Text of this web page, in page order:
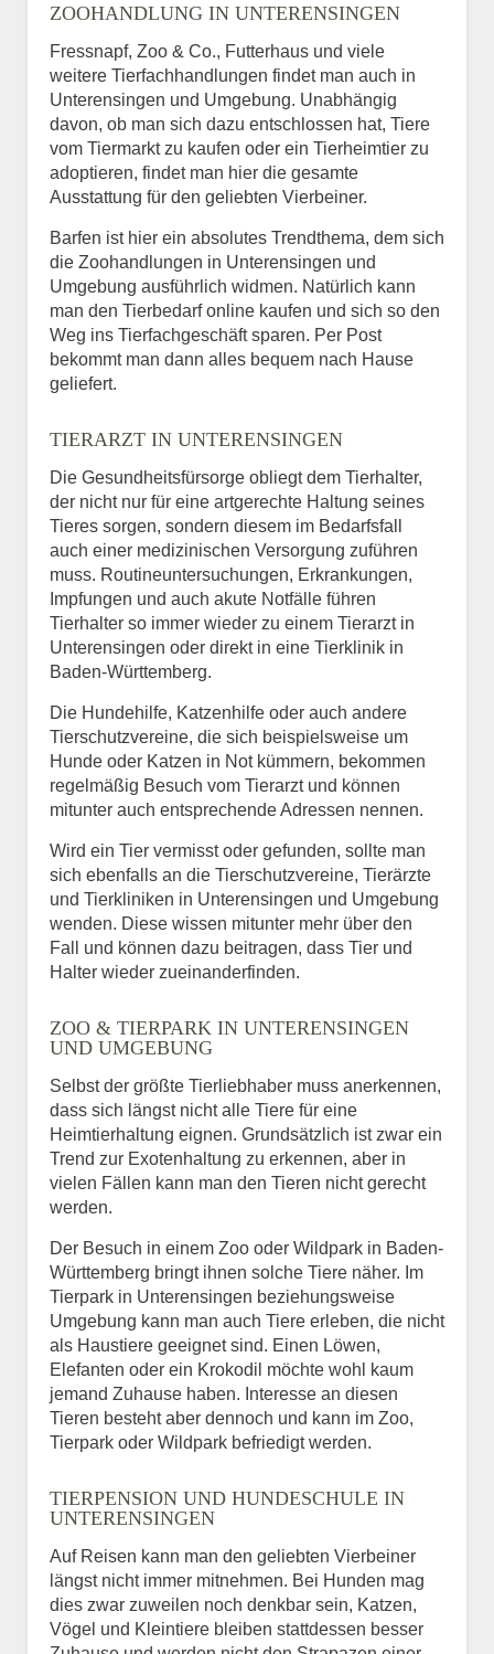
ZOOHANDLUNG IN UNTERENSINGEN
Fressnapf, Zoo & Co., Futterhaus und viele
weitere Tierfachhandlungen findet man auch in
Unterensingen und Umgebung. Unabhängig
davon, ob man sich dazu entschlossen hat, Tiere
vom Tiermarkt zu kaufen oder ein Tierheimtier zu
adoptieren, findet man hier die gesamte
Ausstattung für den geliebten Vierbeiner.
Barfen ist hier ein absolutes Trendthema, dem sich
die Zoohandlungen in Unterensingen und
Umgebung ausführlich widmen. Natürlich kann
man den Tierbedarf online kaufen und sich so den
Weg ins Tierfachgeschäft sparen. Per Post
bekommt man dann alles bequem nach Hause
geliefert.
TIERARZT IN UNTERENSINGEN
Die Gesundheitsfürsorge obliegt dem Tierhalter,
der nicht nur für eine artgerechte Haltung seines
Tieres sorgen, sondern diesem im Bedarfsfall
auch einer medizinischen Versorgung zuführen
muss. Routineuntersuchungen, Erkrankungen,
Impfungen und auch akute Notfälle führen
Tierhalter so immer wieder zu einem Tierarzt in
Unterensingen oder direkt in eine Tierklinik in
Baden-Württemberg.
Die Hundehilfe, Katzenhilfe oder auch andere
Tierschutzvereine, die sich beispielsweise um
Hunde oder Katzen in Not kümmern, bekommen
regelmäßig Besuch vom Tierarzt und können
mitunter auch entsprechende Adressen nennen.
Wird ein Tier vermisst oder gefunden, sollte man
sich ebenfalls an die Tierschutzvereine, Tierärzte
und Tierkliniken in Unterensingen und Umgebung
wenden. Diese wissen mitunter mehr über den
Fall und können dazu beitragen, dass Tier und
Halter wieder zueinanderfinden.
ZOO & TIERPARK IN UNTERENSINGEN
UND UMGEBUNG
Selbst der größte Tierliebhaber muss anerkennen,
dass sich längst nicht alle Tiere für eine
Heimtierhaltung eignen. Grundsätzlich ist zwar ein
Trend zur Exotenhaltung zu erkennen, aber in
vielen Fällen kann man den Tieren nicht gerecht
werden.
Der Besuch in einem Zoo oder Wildpark in Baden-
Württemberg bringt ihnen solche Tiere näher. Im
Tierpark in Unterensingen beziehungsweise
Umgebung kann man auch Tiere erleben, die nicht
als Haustiere geeignet sind. Einen Löwen,
Elefanten oder ein Krokodil möchte wohl kaum
jemand Zuhause haben. Interesse an diesen
Tieren besteht aber dennoch und kann im Zoo,
Tierpark oder Wildpark befriedigt werden.
TIERPENSION UND HUNDESCHULE IN
UNTERENSINGEN
Auf Reisen kann man den geliebten Vierbeiner
längst nicht immer mitnehmen. Bei Hunden mag
dies zwar zuweilen noch denkbar sein, Katzen,
Vögel und Kleintiere bleiben stattdessen besser